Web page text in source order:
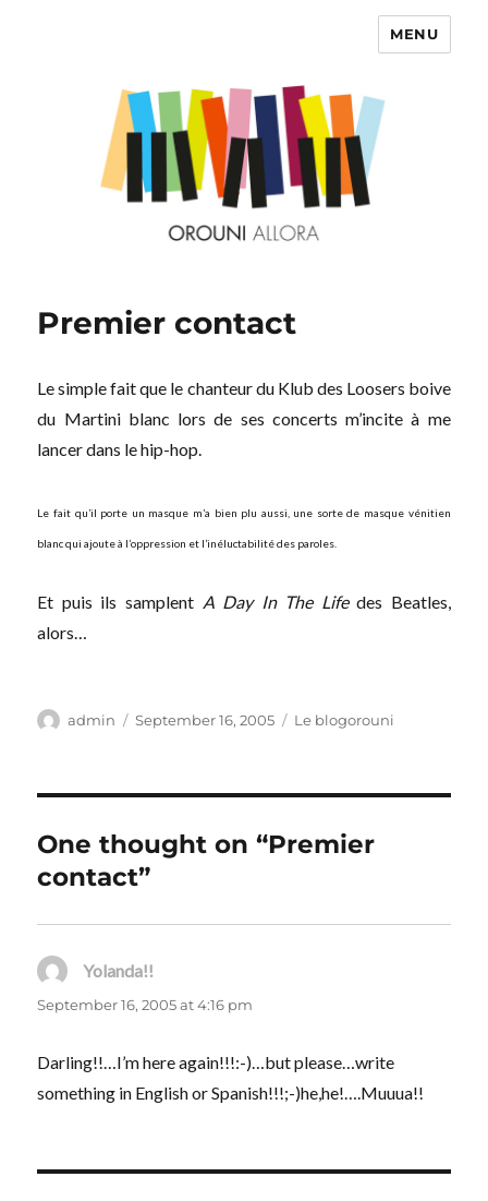
MENU
Premier contact
Le simple fait que le chanteur du Klub des Loosers boive
du Martini blanc lors de ses concerts m’incite à me
lancer dans le hip-hop.
Le fait qu’il porte un masque m’a bien plu aussi, une sorte de masque vénitien
blanc qui ajoute à l’oppression et l’inéluctabilité des paroles.
Et puis ils samplent A Day In The Lifedes Beatles,
alors…
Author
admin
Posted
September 16, 2005 Categories
Le blogorouni
One thought on “Premier
contact”
Yolanda!!
September 16, 2005 at 4:16 pm
Darling!!…I’m here again!!!:-)…but please…write
something in English or Spanish!!!;-)he,he!….Muuua!!